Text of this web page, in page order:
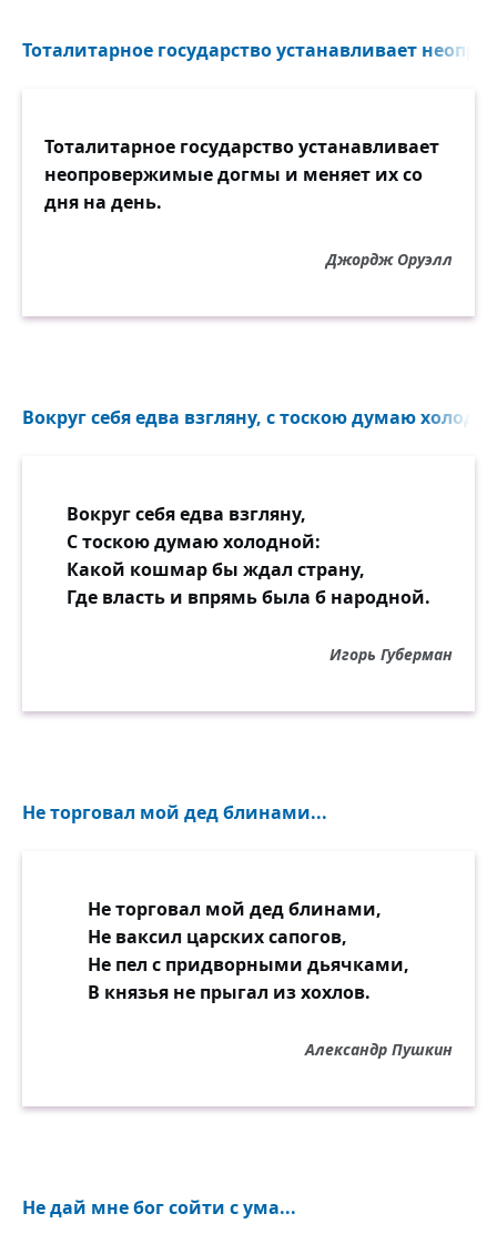
Тоталитарное государство устанавливает
Тоталитарное государство устанавливает
неопровержимые догмы и меняет их со
дня на день.
Джордж Оруэлл
Вокруг себя едва взгляну, с тоскою думаю
Вокруг себя едва взгляну,
С тоскою думаю холодной:
Какой кошмар бы ждал страну,
Где власть и впрямь была б народной.
Игорь Губерман
Не торговал мой дед блинами...
Не торговал мой дед блинами,
Не ваксил царских сапогов,
Не пел с придворными дьячками,
В князья не прыгал из хохлов.
Александр Пушкин
Не дай мне бог сойти с ума...